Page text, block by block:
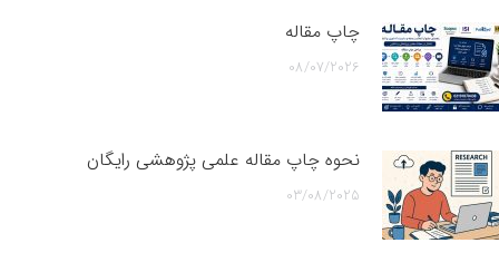
چاپ مقاله
08/07/2026
نحوه چاپ مقاله علمی پژوهشی رایگان
03/08/2025